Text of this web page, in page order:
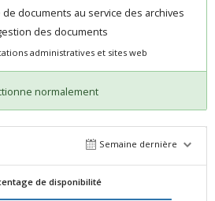
documents au service des archives
des documents
administratives et sites web
normalement
Semaine dernière
de disponibilité